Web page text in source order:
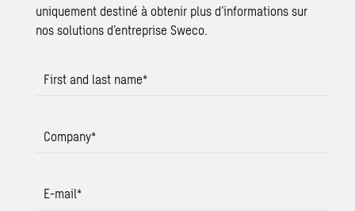
uniquement destiné à obtenir plus d’informations sur
nos solutions d’entreprise Sweco.
First and last name*
Company*
E-mail*